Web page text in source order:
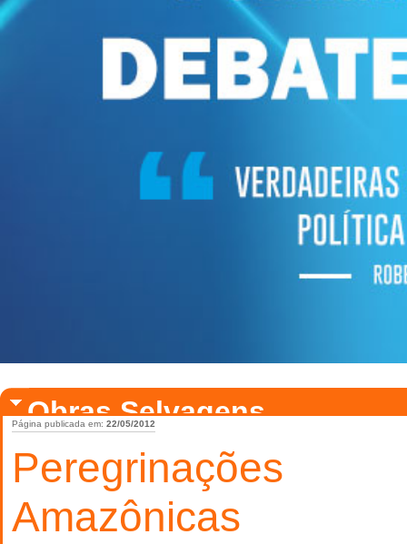
Obras Selvagens
Peregrinações
Amazônicas
Página publicada em: 22/05/2012